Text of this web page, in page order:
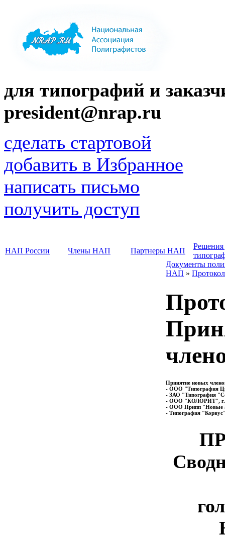
для типографий и
president@nrap.ru
сделать стартовой
добавить в Избранное
написать письмо
получить доступ
НАП России Члены НАП Партнеры НАП
Решения
Документы
НАП »
Принятие новых
- ООО "Типография
- ЗАО "Типография
- ООО "КОЛОРИТ", г.
- ООО Припп "Новые
- Типография